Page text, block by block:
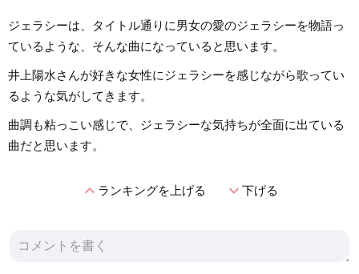
ジェラシーは、タイトル通りに男女の愛のジェラシーを物語っ
ているような、そんな曲になっていると思います。
井上陽水さんが好きな女性にジェラシーを感じながら歌ってい
るような気がしてきます。
曲調も粘っこい感じで、ジェラシーな気持ちが全面に出ている
曲だと思います。
expand_lessランキングを上げる expand_more下げる